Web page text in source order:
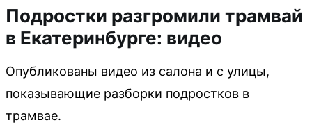
Подростки разгромили трамвай
в Екатеринбурге: видео
Опубликованы видео из салона и с улицы,
показывающие разборки подростков в
трамвае.